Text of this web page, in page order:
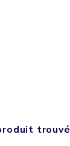
trouvé